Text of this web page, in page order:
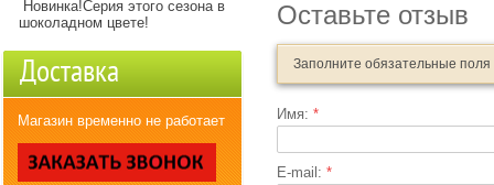
Оставьте отзыв
Заполните обязательные поля
Имя: *
E-mail: *
Новинка!Серия этого сезона в
шоколадном цвете!
Детские кружки Зверята с
разнымикартинкми)
Доставка
Магазин временно не работает